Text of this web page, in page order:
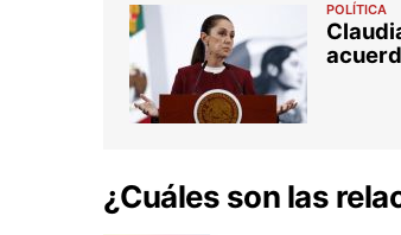
POLÍTICA
¿Cuáles son las